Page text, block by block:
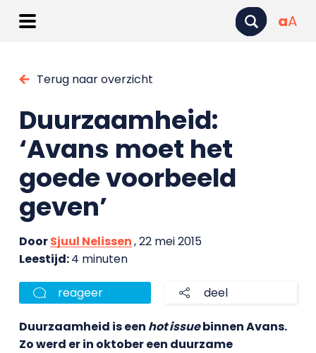
aA
Terug naar overzicht
Duurzaamheid:
‘Avans moet het
goede voorbeeld
geven’
DoorSjuul Nelissen, 22 mei 2015
Leestijd:4 minuten
reageer deel
Duurzaamheid is een hot issuebinnen Avans.
Zo werd er in oktober een duurzame